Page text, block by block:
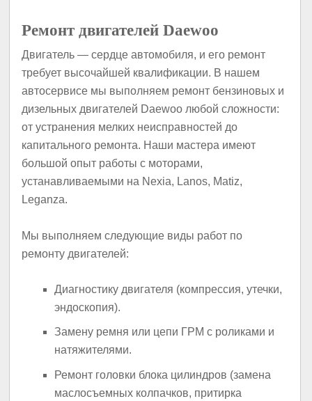
Ремонт двигателей Daewoo
Двигатель — сердце автомобиля, и его ремонт
требует высочайшей квалификации. В нашем
автосервисе мы выполняем ремонт бензиновых и
дизельных двигателей Daewoo любой сложности:
от устранения мелких неисправностей до
капитального ремонта. Наши мастера имеют
большой опыт работы с моторами,
устанавливаемыми на Nexia, Lanos, Matiz,
Leganza.
Мы выполняем следующие виды работ по
ремонту двигателей:
Диагностику двигателя (компрессия, утечки,
эндоскопия).
Замену ремня или цепи ГРМ с роликами и
натяжителями.
Ремонт головки блока цилиндров (замена
маслосъемных колпачков, притирка